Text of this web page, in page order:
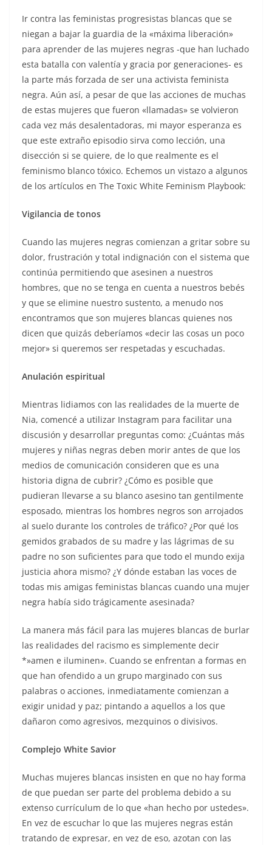
Ir contra las feministas progresistas blancas que se
niegan a bajar la guardia de la «máxima liberación»
para aprender de las mujeres negras -que han luchado
esta batalla con valentía y gracia por generaciones- es
la parte más forzada de ser una activista feminista
negra. Aún así, a pesar de que las acciones de muchas
de estas mujeres que fueron «llamadas» se volvieron
cada vez más desalentadoras, mi mayor esperanza es
que este extraño episodio sirva como lección, una
disección si se quiere, de lo que realmente es el
feminismo blanco tóxico. Echemos un vistazo a algunos
de los artículos en The Toxic White Feminism Playbook:
Vigilancia de tonos
Cuando las mujeres negras comienzan a gritar sobre su
dolor, frustración y total indignación con el sistema que
continúa permitiendo que asesinen a nuestros
hombres, que no se tenga en cuenta a nuestros bebés
y que se elimine nuestro sustento, a menudo nos
encontramos que son mujeres blancas quienes nos
dicen que quizás deberíamos «decir las cosas un poco
mejor» si queremos ser respetadas y escuchadas.
Anulación espiritual
Mientras lidiamos con las realidades de la muerte de
Nia, comencé a utilizar Instagram para facilitar una
discusión y desarrollar preguntas como: ¿Cuántas más
mujeres y niñas negras deben morir antes de que los
medios de comunicación consideren que es una
historia digna de cubrir? ¿Cómo es posible que
pudieran llevarse a su blanco asesino tan gentilmente
esposado, mientras los hombres negros son arrojados
al suelo durante los controles de tráfico? ¿Por qué los
gemidos grabados de su madre y las lágrimas de su
padre no son suficientes para que todo el mundo exija
justicia ahora mismo? ¿Y dónde estaban las voces de
todas mis amigas feministas blancas cuando una mujer
negra había sido trágicamente asesinada?
La manera más fácil para las mujeres blancas de burlar
las realidades del racismo es simplemente decir
*»amen e iluminen». Cuando se enfrentan a formas en
que han ofendido a un grupo marginado con sus
palabras o acciones, inmediatamente comienzan a
exigir unidad y paz; pintando a aquellos a los que
dañaron como agresivos, mezquinos o divisivos.
Complejo White Savior
Muchas mujeres blancas insisten en que no hay forma
de que puedan ser parte del problema debido a su
extenso currículum de lo que «han hecho por ustedes».
En vez de escuchar lo que las mujeres negras están
tratando de expresar, en vez de eso, azotan con las